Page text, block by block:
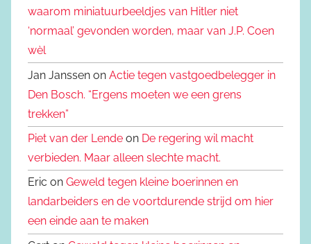
waarom miniatuurbeeldjes van Hitler niet
‘normaal’ gevonden worden, maar van J.P. Coen
wèl
Jan Janssen on Actie tegen vastgoedbelegger in
Den Bosch. “Ergens moeten we een grens
trekken”
Piet van der Lende on De regering wil macht
verbieden. Maar alleen slechte macht.
Eric on Geweld tegen kleine boerinnen en
landarbeiders en de voortdurende strijd om hier
een einde aan te maken